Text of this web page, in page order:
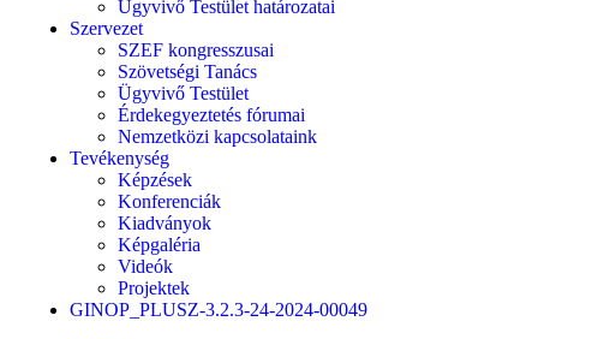
Ügyvivő Testület határozatai
Szervezet
SZEF kongresszusai
Szövetségi Tanács
Ügyvivő Testület
Érdekegyeztetés fórumai
Nemzetközi kapcsolataink
Tevékenység
Képzések
Konferenciák
Kiadványok
Képgaléria
Videók
Projektek
GINOP_PLUSZ-3.2.3-24-2024-00049